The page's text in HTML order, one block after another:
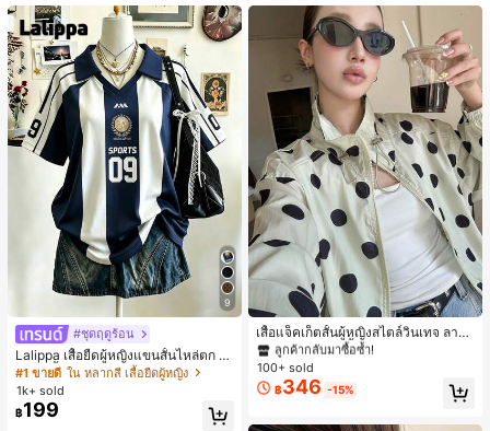
9
#ชุดฤดูร้อน
Lalippa เสื้อยืดผู้หญิงแขนสั้นไหล่ตก ค
อวีปกเสื้อ ลายพิมพ์ดิจิทัลลายทาง สไตล์
สปอร์ตแฟชั่นมินิมอล ของขวัญสำหรับเ
พื่อน
#1 ขายดี ใน หลากสี เสื้อยืดผู้หญิง
1k+ sold
฿199
เสื้อแจ็คเก็ตสั้นผู้หญิงสไตล์วินเทจ ลายจุ
ดขนาดใหญ่ คอตั้ง เอวเข้ารูป แขนพอง
ทรงหลวม แฟชั่นอเนกประสงค์ สำหรับใ
ส่ประจำวันและไปเที่ยวพักผ่อน
#1 ขายดี
ใน กระเป๋า เสื้อคลุมลำลอง
ลูกค้ากลับมาซื้อซ้ำ!
#1 ขายดี ใน กระเป๋า เสื้อคลุมลำลอง
ลูกค้ากลับมาซื้อซ้ำ!
#1 ขายดี ใน กระเป๋า เสื้อคลุมลำลอง
ลูกค้ากลับมาซื้อซ้ำ!
#1 ขายดี ใน กระเป๋า เสื้อคลุมลำลอง
100+ sold
฿346 -15%